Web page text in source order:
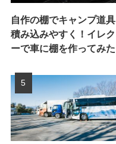
自作の棚でキャンプ道
積み込みやすく！イレ
ーで車に棚を作ってみた